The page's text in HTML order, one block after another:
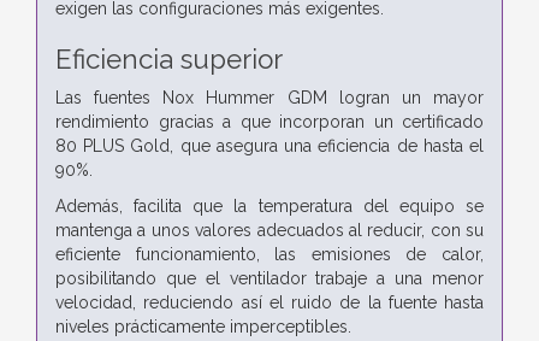
exigen las configuraciones más exigentes.
Eficiencia superior
Las fuentes Nox Hummer GDM logran un mayor
rendimiento gracias a que incorporan un certificado
80 PLUS Gold, que asegura una eficiencia de hasta el
90%.
Además, facilita que la temperatura del equipo se
mantenga a unos valores adecuados al reducir, con su
eficiente funcionamiento, las emisiones de calor,
posibilitando que el ventilador trabaje a una menor
velocidad, reduciendo así el ruido de la fuente hasta
niveles prácticamente imperceptibles.